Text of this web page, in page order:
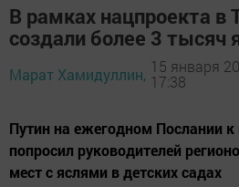
В рамках нацпроекта в
создали более 3 тысяч
Марат Хамидуллин, 15 января
17:38
Путин на ежегодном Послании
попросил руководителей
мест с яслями в детских садах